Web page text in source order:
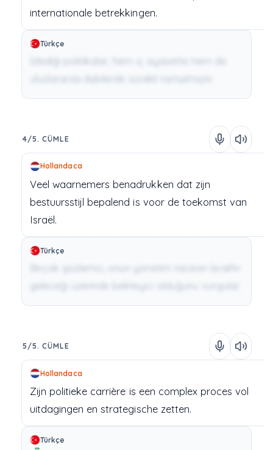
internationale betrekkingen.
Türkçe
4/5. CÜMLE
Hollandaca
Veel waarnemers benadrukken dat zijn
bestuursstijl bepalend is voor de toekomst van
Israël.
Türkçe
5/5. CÜMLE
Hollandaca
Zijn politieke carrière is een complex proces vol
uitdagingen en strategische zetten.
Türkçe